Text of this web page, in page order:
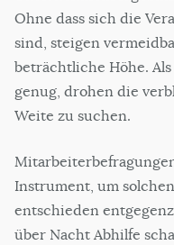
Ohne dass sich die
sind, steigen
beträchtliche Höhe.
genug, drohen die
Weite zu suchen.
Instrument, um
entschieden
über Nacht Abhilfe